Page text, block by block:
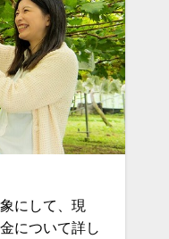
にして、現
について詳し